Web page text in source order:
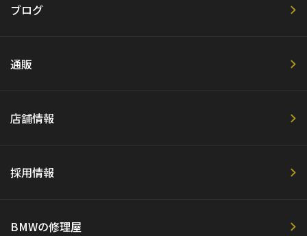
ブログ
通販
店舗情報
採用情報
BMWの修理屋